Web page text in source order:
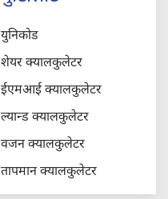
युनिकोड
शेयर क्यालकुलेटर
ईएमआई क्यालकुलेटर
ल्यान्ड क्यालकुलेटर
वजन क्यालकुलेटर
तापमान क्यालकुलेटर